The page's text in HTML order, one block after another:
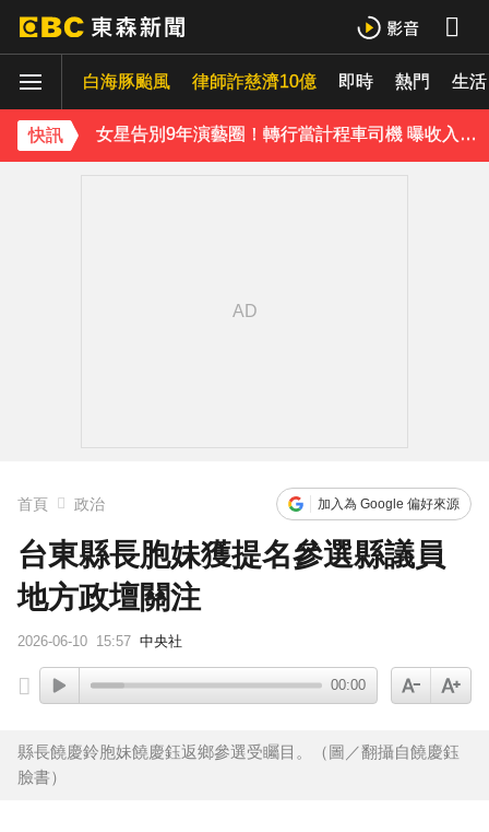
白海豚颱風 律師詐慈濟10億 即時 熱門 生活
快訊
女星告別9年演藝圈！轉行當計程車司機 曝收入：比演員賺更多
蔡阿嘎陷爭議！蘿拉神隱19個月首發文 遭酸「詐騙集團回歸」回應了
首頁 政治 加入為 Google 偏好來源
台東縣長胞妹獲提名參選縣議員
地方政壇關注
2026-06-10 15:57 中央社
00:00
縣長饒慶鈴胞妹饒慶鈺返鄉參選受矚目。（圖／翻攝自饒慶鈺
臉書）